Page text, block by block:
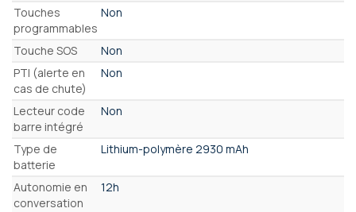
Touches
programmables
Non
Touche SOS
Non
PTI (alerte en
cas de chute)
Non
Lecteur code
barre intégré
Non
Type de
batterie
Lithium-polymère 2930 mAh
Autonomie en
conversation
12h